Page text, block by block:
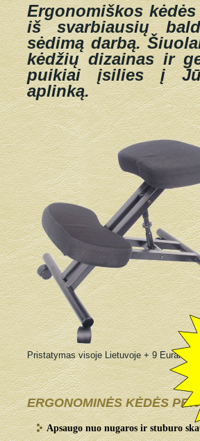
Ergonomiškos
iš svarbiausių
sėdimą darbą.
kėdžių dizainas ir
puikiai įsilies į
aplinką.
Pristatymas visoje Lietuvoje + 9 Eurai
ERGONOMINĖS KĖDĖS
Apsaugo nuo nugaros ir stuburo